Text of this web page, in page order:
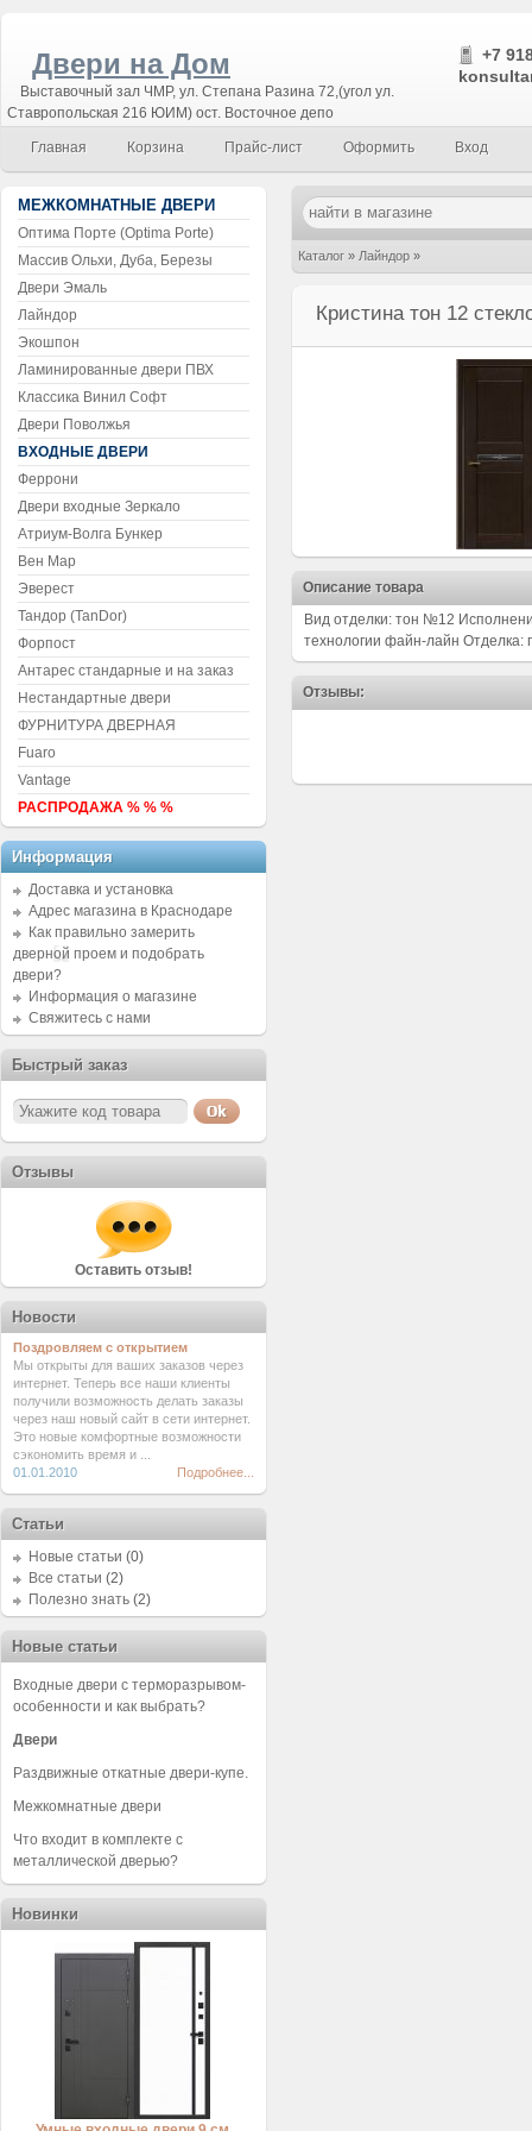
Двери на Дом
Выставочный зал ЧМР, ул. Степана Разина 72,(угол ул.
Ставропольская 216 ЮИМ) ост. Восточное депо
+7
Главная Корзина Прайс-лист Оформить Вход
Каталог » Лайндор »
Кристина тон 12
Описание товара
Вид отделки: тон №12
технологии файн-лайн
Отзывы:
МЕЖКОМНАТНЫЕ ДВЕРИ
Оптима Порте (Optima Porte)
Массив Ольхи, Дуба, Березы
Двери Эмаль
Лайндор
Экошпон
Ламинированные двери ПВХ
Классика Винил Софт
Двери Поволжья
ВХОДНЫЕ ДВЕРИ
Феррони
Двери входные Зеркало
Атриум-Волга Бункер
Вен Мар
Эверест
Тандор (TanDor)
Форпост
Антарес стандарные и на заказ
Нестандартные двери
ФУРНИТУРА ДВЕРНАЯ
Fuaro
Vantage
РАСПРОДАЖА % % %
Информация
Доставка и установка
Адрес магазина в Краснодаре
Как правильно замерить
дверной проем и подобрать
двери?
Информация о магазине
Свяжитесь с нами
Быстрый заказ
Отзывы
Оставить отзыв!
Новости
Поздровляем с открытием
Мы открыты для ваших заказов через
интернет. Теперь все наши клиенты
получили возможность делать заказы
через наш новый сайт в сети интернет.
Это новые комфортные возможности
сэкономить время и ...
01.01.2010
Подробнее...
Статьи
Новые статьи (0)
Все статьи (2)
Полезно знать (2)
Новые статьи
Входные двери с терморазрывом-
особенности и как выбрать?
Двери
Раздвижные откатные двери-купе.
Межкомнатные двери
Что входит в комплекте с
металлической дверью?
Новинки